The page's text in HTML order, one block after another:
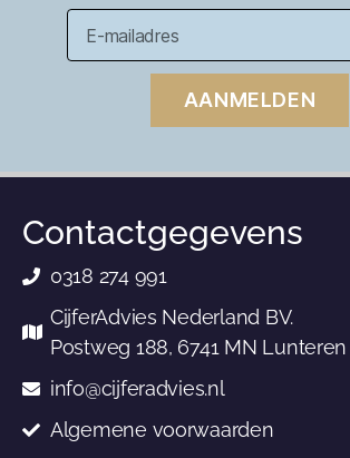
AANMELDEN
Contactgegevens
0318 274 991
CijferAdvies Nederland BV.
Postweg 188, 6741 MN Lunteren
info@cijferadvies.nl
Algemene voorwaarden